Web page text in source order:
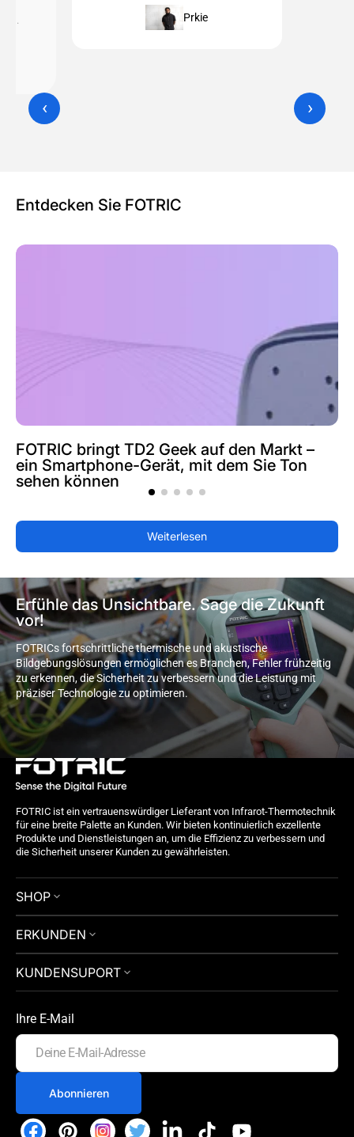
‹ ›
Prkie
Entdecken Sie FOTRIC
Weiterlesen
FOTRIC bringt TD2 Geek auf den Markt –
ein Smartphone-Gerät, mit dem Sie Ton
sehen können
Erfühle das Unsichtbare. Sage die Zukunft
vor!Erfühle
das
Unsichtbare.
Sage
die
Zukunft
vor!
FOTRICs fortschrittliche thermische und akustische
Bildgebungslösungen ermöglichen es Branchen, Fehler frühzeitig
zu erkennen, die Sicherheit zu verbessern und die Leistung mit
präziser Technologie zu optimieren.
FOTRIC ist ein vertrauenswürdiger Lieferant von Infrarot-Thermotechnik
für eine breite Palette an Kunden. Wir bieten kontinuierlich exzellente
Produkte und Dienstleistungen an, um die Effizienz zu verbessern und
die Sicherheit unserer Kunden zu gewährleisten.
SHOP
ERKUNDEN
KUNDENSUPORT
Ihre E-Mail
Deine
Mail-
Abonnieren